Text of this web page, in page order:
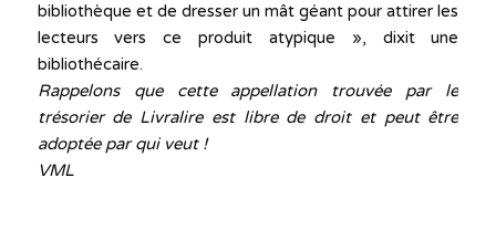
bibliothèque et de dresser un mât géant pour attirer les
lecteurs vers ce produit atypique », dixit une
bibliothécaire.
Rappelons que cette appellation trouvée par le
trésorier de Livralire est libre de droit et peut être
adoptée par qui veut !
VML